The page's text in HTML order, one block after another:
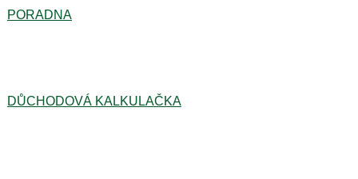
PORADNA
DŮCHODOVÁ KALKULAČKA